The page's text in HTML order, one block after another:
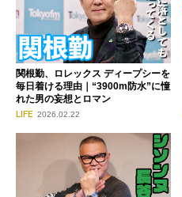
関根勤、ロレックス ディープシーを
毎日着ける理由｜“3900m防水”に憧
れた男の妄想とロマン
LIFE 2026.02.22